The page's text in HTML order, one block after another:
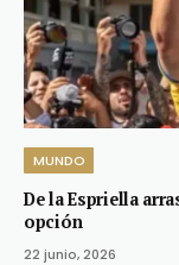
MUNDO
De la Espriella
opción
22 junio, 2026